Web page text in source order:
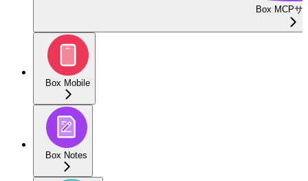
Box MCPサ
Box Mobile
Box Notes